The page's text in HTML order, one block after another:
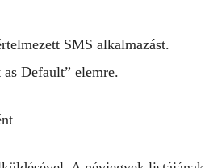
SMS alkalmazást.
as Default” elemre.